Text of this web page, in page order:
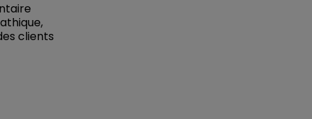
clients